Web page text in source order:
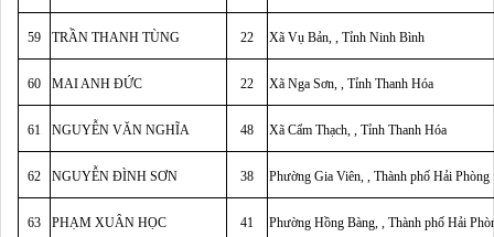
59 TRẦN THANH TÙNG 22 Xã Vụ Bản, , Tỉnh Ninh Bình
60 MAI ANH ĐỨC 22 Xã Nga Sơn, , Tỉnh Thanh Hóa
61 NGUYỄN VĂN NGHĨA 48 Xã Cẩm Thạch, , Tỉnh Thanh Hóa
62 NGUYỄN ĐÌNH SƠN 38 Phường Gia Viên, , Thành phố Hải Phòng
63 PHẠM XUÂN HỌC 41 Phường Hồng Bàng, , Thành phố Hải